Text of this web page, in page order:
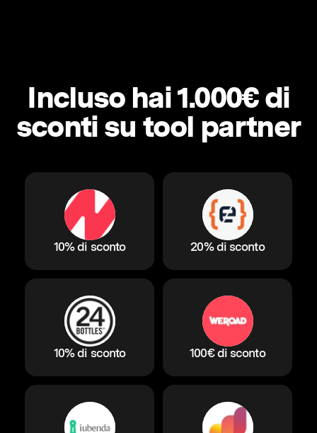
Incluso hai 1.000€ di
sconti su tool partner
10% di sconto 20% di sconto
10% di sconto 100€ di sconto